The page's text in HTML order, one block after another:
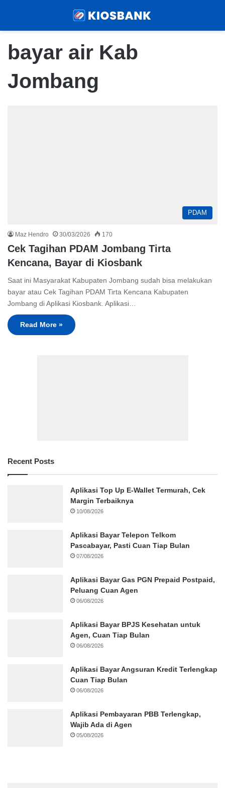
bayar air Kab
Jombang
PDAM
Maz Hendro 30/03/2026 170
Cek Tagihan PDAM Jombang Tirta
Kencana, Bayar di Kiosbank
Saat ini Masyarakat Kabupaten Jombang sudah bisa melakukan
bayar atau Cek Tagihan PDAM Tirta Kencana Kabupaten
Jombang di Aplikasi Kiosbank. Aplikasi…
Read More »
Recent Posts
Aplikasi Top Up E-Wallet Termurah, Cek
Margin Terbaiknya
10/08/2026
Aplikasi Bayar Telepon Telkom
Pascabayar, Pasti Cuan Tiap Bulan
07/08/2026
Aplikasi Bayar Gas PGN Prepaid Postpaid,
Peluang Cuan Agen
06/08/2026
Aplikasi Bayar BPJS Kesehatan untuk
Agen, Cuan Tiap Bulan
06/08/2026
Aplikasi Bayar Angsuran Kredit Terlengkap
Cuan Tiap Bulan
06/08/2026
Aplikasi Pembayaran PBB Terlengkap,
Wajib Ada di Agen
05/08/2026